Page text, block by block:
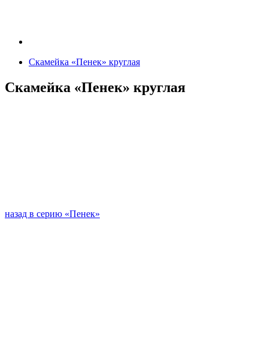
Скамейка «Пенек» круглая
Скамейка «Пенек» круглая
назад в серию «Пенек»